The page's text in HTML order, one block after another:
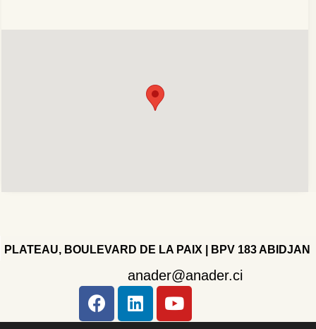
PLATEAU, BOULEVARD DE LA PAIX | BPV 183 ABIDJAN
anader@anader.ci
Copyright 2022 - Company - All rights reserved. Powered